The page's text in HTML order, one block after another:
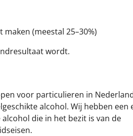
(meestal 25–30%)
wordt.
voor particulieren in
alcohol. Wij hebben een
die in het bezit is van de